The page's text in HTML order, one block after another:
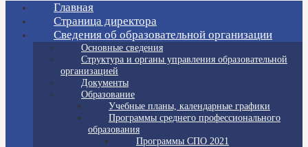
Главная
Страница директора
Сведения об образовательной организации
Основные сведения
Структура и органы управления образовательной
организацией
Документы
Образование
Учебные планы, календарные графики
Программы среднего профессионального
образования
Программы СПО 2021